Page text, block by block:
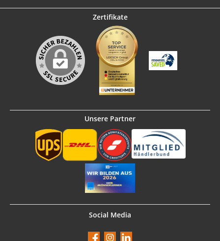
Zertifikate
Unsere Partner
Social Media